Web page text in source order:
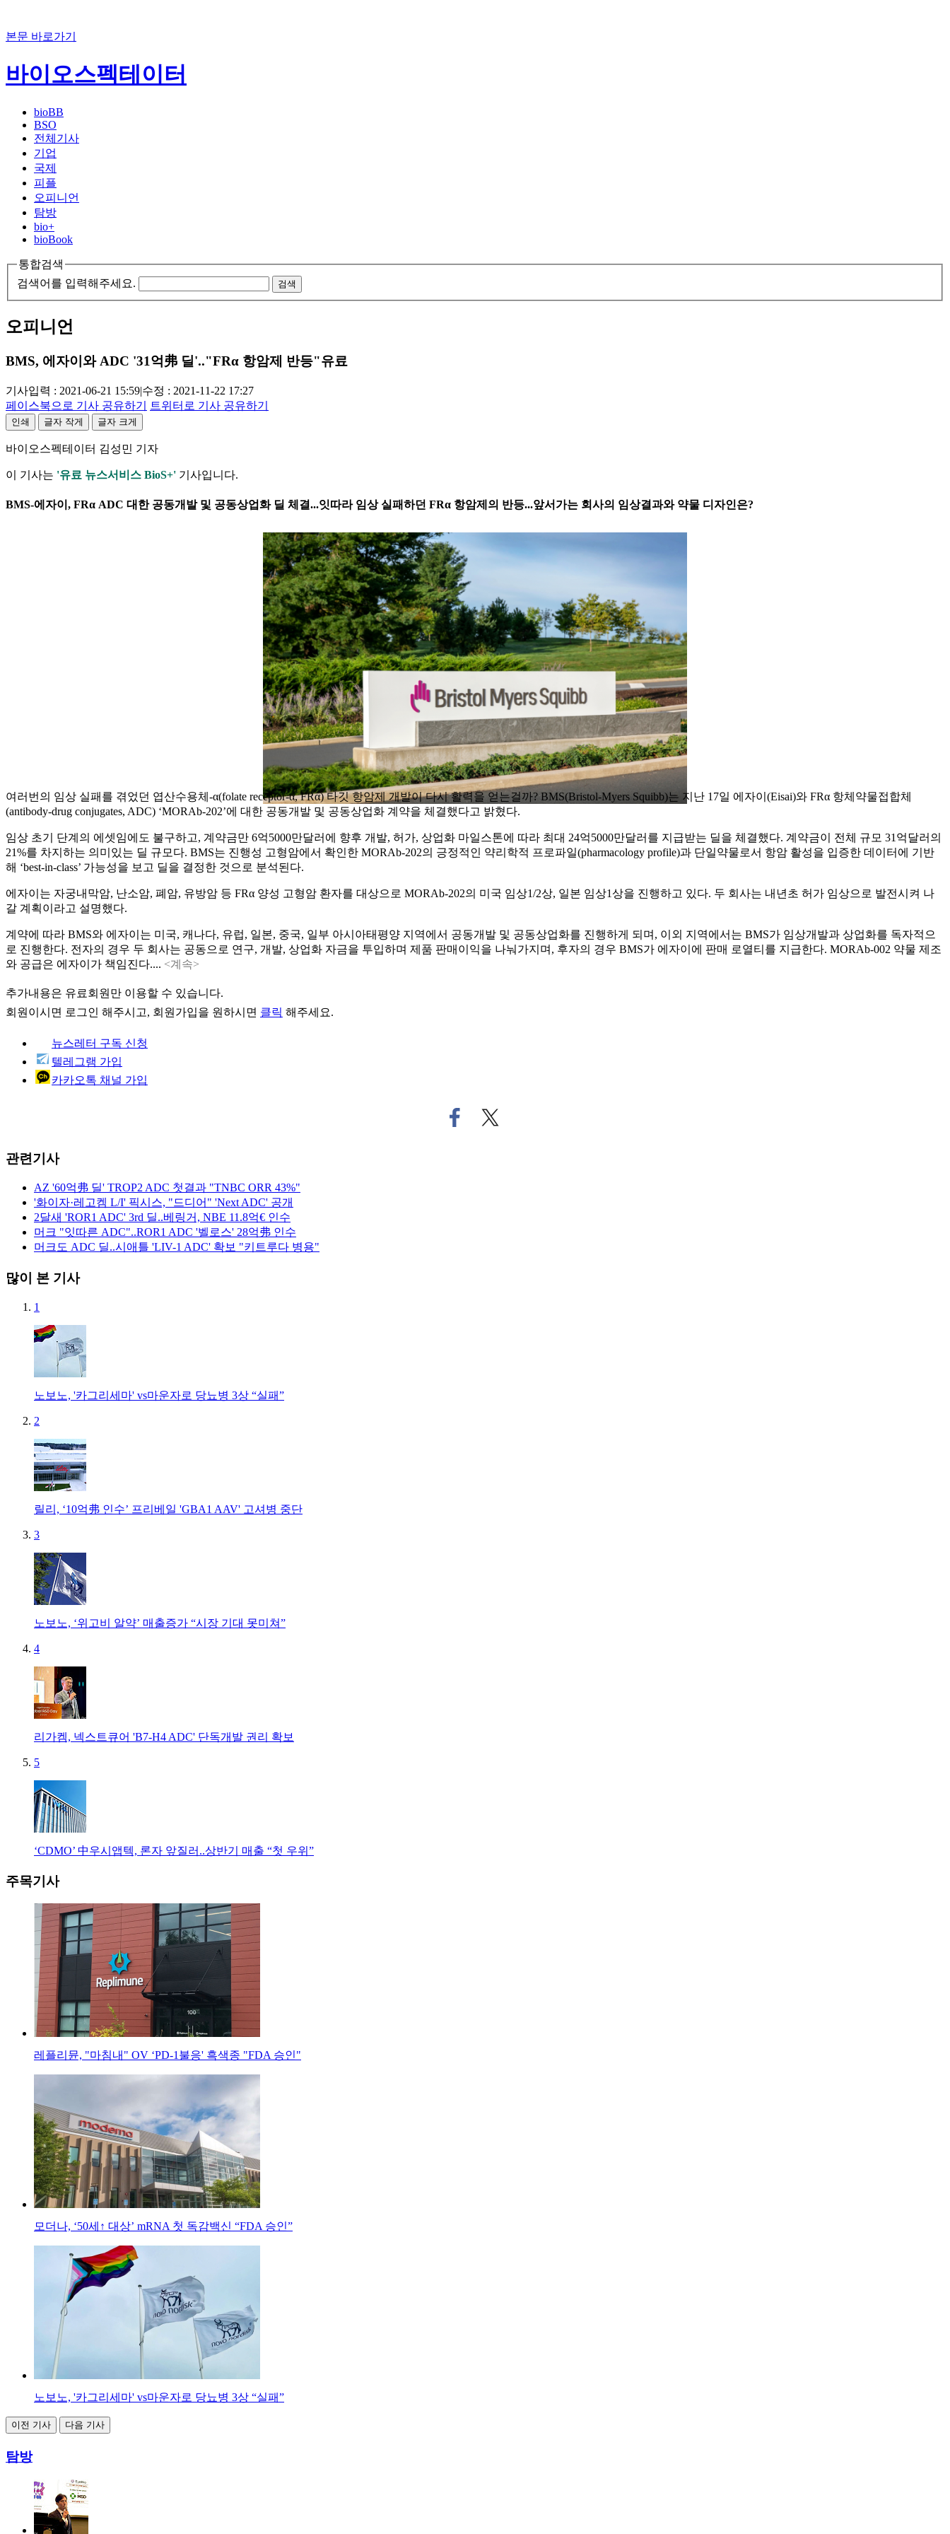
본문 바로가기
바이오스펙테이터
bioBB
BSO
전체기사
기업
국제
피플
오피니언
탐방
bio+
bioBook
통합검색
검색어를 입력해주세요.
검색
오피니언
BMS, 에자이와 ADC '31억弗 딜'.."FRα 항암제 반등"유료
기사입력 : 2021-06-21 15:59|수정 : 2021-11-22 17:27
페이스북으로 기사 공유하기
트위터로 기사 공유하기
인쇄 글자 작게 글자 크게
바이오스펙테이터 김성민 기자
이 기사는 '유료 뉴스서비스 BioS+' 기사입니다.
BMS-에자이, FRα ADC 대한 공동개발 및 공동상업화 딜 체결...잇따라 임상 실패하던 FRα 항암제의 반등...앞서가는 회사의 임상결과와 약물 디자인은?
여러번의 임상 실패를 겪었던 엽산수용체-α(folate receptor-α, FRα) 타깃 항암제 개발이 다시 활력을 얻는걸까? BMS(Bristol-Myers Squibb)는 지난 17일 에자이(Eisai)와 FRα 항체약물접합체
(antibody-drug conjugates, ADC) ‘MORAb-202’에 대한 공동개발 및 공동상업화 계약을 체결했다고 밝혔다.
임상 초기 단계의 에셋임에도 불구하고, 계약금만 6억5000만달러에 향후 개발, 허가, 상업화 마일스톤에 따라 최대 24억5000만달러를 지급받는 딜을 체결했다. 계약금이 전체 규모 31억달러의
21%를 차지하는 의미있는 딜 규모다. BMS는 진행성 고형암에서 확인한 MORAb-202의 긍정적인 약리학적 프로파일(pharmacology profile)과 단일약물로서 항암 활성을 입증한 데이터에 기반
해 ‘best-in-class’ 가능성을 보고 딜을 결정한 것으로 분석된다.
에자이는 자궁내막암, 난소암, 폐암, 유방암 등 FRα 양성 고형암 환자를 대상으로 MORAb-202의 미국 임상1/2상, 일본 임상1상을 진행하고 있다. 두 회사는 내년초 허가 임상으로 발전시켜 나
갈 계획이라고 설명했다.
계약에 따라 BMS와 에자이는 미국, 캐나다, 유럽, 일본, 중국, 일부 아시아태평양 지역에서 공동개발 및 공동상업화를 진행하게 되며, 이외 지역에서는 BMS가 임상개발과 상업화를 독자적으
로 진행한다. 전자의 경우 두 회사는 공동으로 연구, 개발, 상업화 자금을 투입하며 제품 판매이익을 나눠가지며, 후자의 경우 BMS가 에자이에 판매 로열티를 지급한다. MORAb-002 약물 제조
와 공급은 에자이가 책임진다.... <계속>
추가내용은 유료회원만 이용할 수 있습니다.
회원이시면 로그인 해주시고, 회원가입을 원하시면 클릭 해주세요.
뉴스레터 구독 신청
텔레그램 가입
카카오톡 채널 가입
페
이
트
위
관련기사
AZ '60억弗 딜' TROP2 ADC 첫결과 "TNBC ORR 43%"
'화이자·레고켐 L/I' 픽시스, "드디어" 'Next ADC' 공개
2달새 'ROR1 ADC' 3rd 딜..베링거, NBE 11.8억€ 인수
머크 "잇따른 ADC"..ROR1 ADC '벨로스' 28억弗 인수
머크도 ADC 딜..시애틀 'LIV-1 ADC' 확보 "키트루다 병용"
많이 본 기사
1
노보노, '카그리세마' vs마운자로 당뇨병 3상 “실패”
2
릴리, ‘10억弗 인수’ 프리베일 'GBA1 AAV' 고셔병 중단
3
노보노, ‘위고비 알약’ 매출증가 “시장 기대 못미쳐”
4
리가켐, 넥스트큐어 'B7-H4 ADC' 단독개발 권리 확보
5
‘CDMO’ 中우시앱텍, 론자 앞질러..상반기 매출 “첫 우위”
주목기사
레플리뮨, "마침내" OV ‘PD-1불응' 흑색종 "FDA 승인"
모더나, ‘50세↑ 대상’ mRNA 첫 독감백신 “FDA 승인”
노보노, '카그리세마' vs마운자로 당뇨병 3상 “실패”
이전 기사 다음 기사
탐방